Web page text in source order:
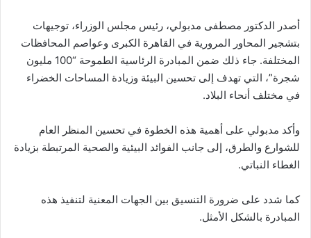
أصدر الدكتور مصطفى مدبولي، رئيس مجلس الوزراء، توجيهات
بتشجير المحاور المرورية في القاهرة الكبرى وعواصم المحافظات
المختلفة. جاء ذلك ضمن المبادرة الرئاسية الطموحة “100 مليون
شجرة”، التي تهدف إلى تحسين البيئة وزيادة المساحات الخضراء
في مختلف أنحاء البلاد.
وأكد مدبولي على أهمية هذه الخطوة في تحسين المنظر العام
للشوارع والطرق، إلى جانب الفوائد البيئية والصحية المرتبطة بزيادة
الغطاء النباتي.
كما شدد على ضرورة التنسيق بين الجهات المعنية لتنفيذ هذه
المبادرة بالشكل الأمثل.